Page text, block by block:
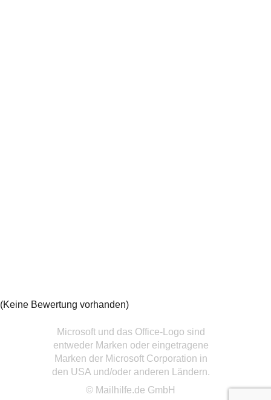
(Keine Bewertung vorhanden)
Microsoft und das Office-Logo sind
entweder Marken oder eingetragene
Marken der Microsoft Corporation in
den USA und/oder anderen Ländern.
© Mailhilfe.de GmbH